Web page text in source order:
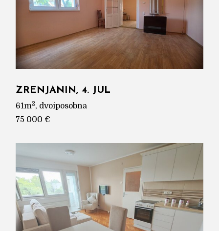
ZRENJANIN, 4. JUL
61m2, dvoiposobna
75 000 €